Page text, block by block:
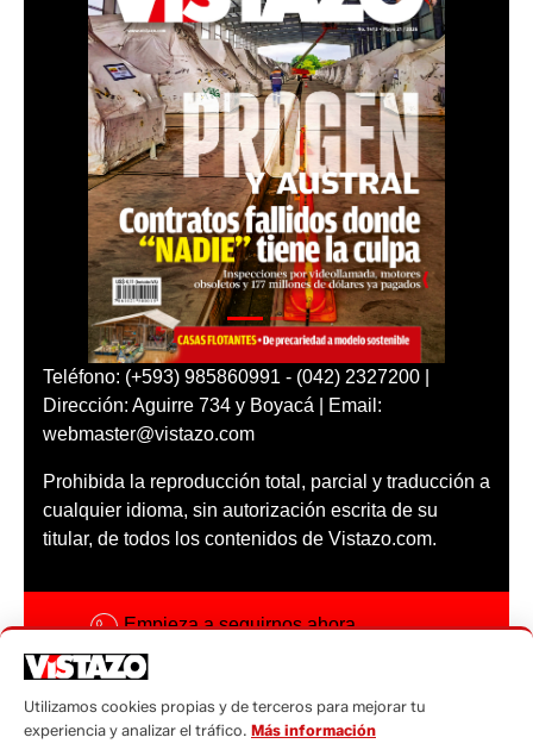
Teléfono: (+593) 985860991 - (042) 2327200 |
Dirección: Aguirre 734 y Boyacá | Email:
webmaster@vistazo.com
Prohibida la reproducción total, parcial y traducción a
cualquier idioma, sin autorización escrita de su
titular, de todos los contenidos de Vistazo.com.
Empieza a seguirnos ahora
Código ética
Utilizamos cookies propias y de terceros para mejorar tu
experiencia y analizar el tráfico. Más información